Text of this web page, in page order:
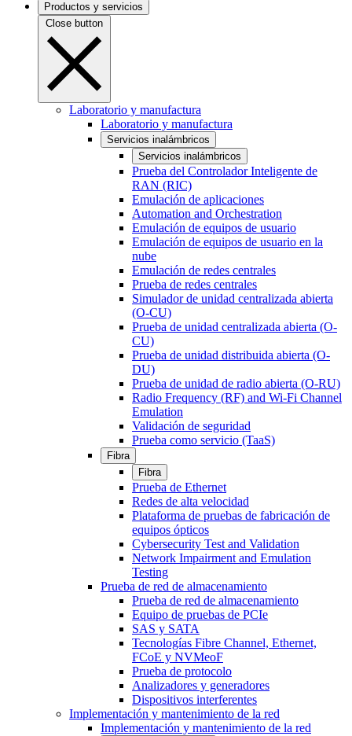
Productos y servicios
Close button
Laboratorio y manufactura
Laboratorio y manufactura
Servicios inalámbricos
Servicios inalámbricos
Prueba del Controlador Inteligente de
RAN (RIC)
Emulación de aplicaciones
Automation and Orchestration
Emulación de equipos de usuario
Emulación de equipos de usuario en la
nube
Emulación de redes centrales
Prueba de redes centrales
Simulador de unidad centralizada abierta
(O-CU)
Prueba de unidad centralizada abierta (O-
CU)
Prueba de unidad distribuida abierta (O-
DU)
Prueba de unidad de radio abierta (O-RU)
Radio Frequency (RF) and Wi-Fi Channel
Emulation
Validación de seguridad
Prueba como servicio (TaaS)
Fibra
Fibra
Prueba de Ethernet
Redes de alta velocidad
Plataforma de pruebas de fabricación de
equipos ópticos
Cybersecurity Test and Validation
Network Impairment and Emulation
Testing
Prueba de red de almacenamiento
Prueba de red de almacenamiento
Equipo de pruebas de PCIe
SAS y SATA
Tecnologías Fibre Channel, Ethernet,
FCoE y NVMeoF
Prueba de protocolo
Analizadores y generadores
Dispositivos interferentes
Implementación y mantenimiento de la red
Implementación y mantenimiento de la red